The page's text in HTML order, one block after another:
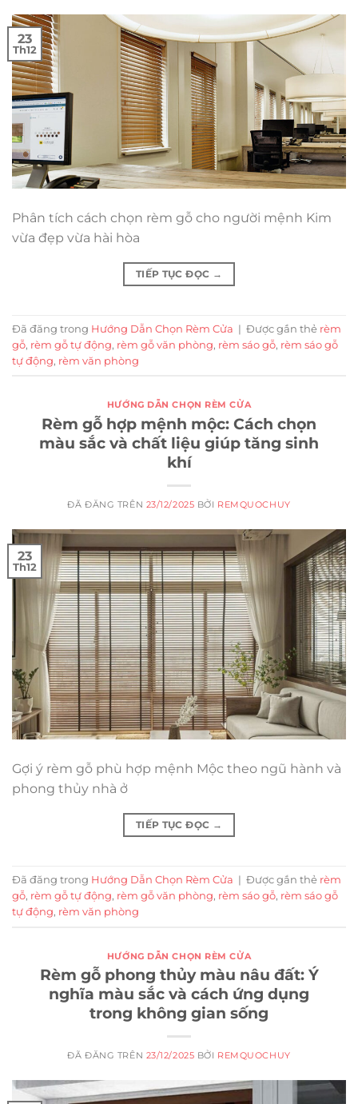
23
Th12
Phân tích cách chọn rèm gỗ cho người mệnh Kim
vừa đẹp vừa hài hòa
TIẾP TỤC ĐỌC →
Đã đăng trong Hướng Dẫn Chọn Rèm Cửa | Được gắn thẻ rèm
gỗ, rèm gỗ tự động, rèm gỗ văn phòng, rèm sáo gỗ, rèm sáo gỗ
tự động, rèm văn phòng
HƯỚNG DẪN CHỌN RÈM CỬA
Rèm gỗ hợp mệnh mộc: Cách chọn
màu sắc và chất liệu giúp tăng sinh
khí
ĐÃ ĐĂNG TRÊN 23/12/2025 BỞI REMQUOCHUY
23
Th12
Gợi ý rèm gỗ phù hợp mệnh Mộc theo ngũ hành và
phong thủy nhà ở
TIẾP TỤC ĐỌC →
Đã đăng trong Hướng Dẫn Chọn Rèm Cửa | Được gắn thẻ rèm
gỗ, rèm gỗ tự động, rèm gỗ văn phòng, rèm sáo gỗ, rèm sáo gỗ
tự động, rèm văn phòng
HƯỚNG DẪN CHỌN RÈM CỬA
Rèm gỗ phong thủy màu nâu đất: Ý
nghĩa màu sắc và cách ứng dụng
trong không gian sống
ĐÃ ĐĂNG TRÊN 23/12/2025 BỞI REMQUOCHUY